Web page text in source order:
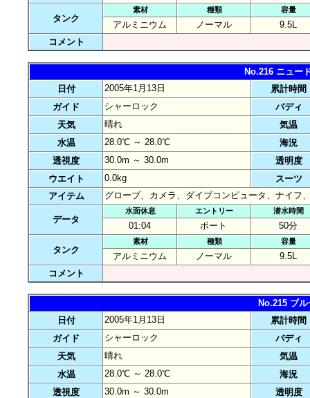
タンク
素材 種類 容量
アルミニウム ノーマル
9.5L
コメント
No.216 ニュー
日付
2005年1月13日
累計時間
ガイド
シャーロック
バディ
天気
晴れ
気温
水温
28.0℃ ～ 28.0℃
海況
透視度
30.0m ～ 30.0m
透明度
ウエイト
0.0kg
スーツ
アイテム
グローブ、カメラ、ダイブコンピュータ、ナイフ
データ
水面休息 エントリー 潜水時間
01:04 ボート 50分
タンク
素材 種類 容量
アルミニウム ノーマル
9.5L
コメント
No.215 ブ
日付
2005年1月13日
累計時間
ガイド
シャーロック
バディ
天気
晴れ
気温
水温
28.0℃ ～ 28.0℃
海況
透視度
30.0m ～ 30.0m
透明度